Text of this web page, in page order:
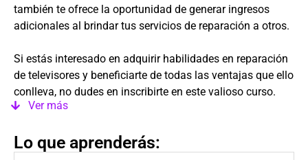
también te ofrece la oportunidad de generar ingresos
adicionales al brindar tus servicios de reparación a otros.
Si estás interesado en adquirir habilidades en reparación
de televisores y beneficiarte de todas las ventajas que ello
conlleva, no dudes en inscribirte en este valioso curso.
Ver más
Lo que aprenderás: